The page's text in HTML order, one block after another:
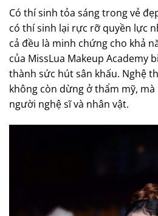
Có thí sinh tỏa sáng trong vẻ
có thí sinh lại rực rỡ quyền lực
cả đều là minh chứng cho khả
của MissLua Makeup Academy
thành sức hút sân khấu. Nghệ
không còn dừng ở thẩm mỹ,
người nghệ sĩ và nhân vật.